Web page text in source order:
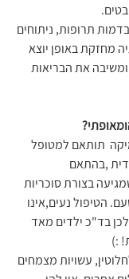
תרופות, ניתוחים
מחזקת באופן יוצא
את הבריאות
תותאם למטופל
,בהתאם
בצורת סוכריות
הטיפול נעים,אינו
בד"כ ילדים מאד
:)
עשויות מצמחים